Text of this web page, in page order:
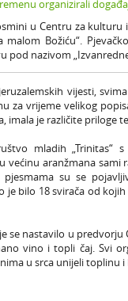
u Centru za
Božiću“.
pod nazivom
vijesti,
za vrijeme velikog
imala je različite priloge
mladih „Trinitas“
aranžmana sami
pjesmama su se
bilo 18 svirača od
se nastavilo u
vino i topli čaj. Svi
u srca unijeli toplinu i